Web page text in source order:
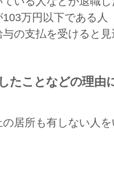
万円以下である人
の支払を受けると見
たことなどの理由
居所も有しない人を